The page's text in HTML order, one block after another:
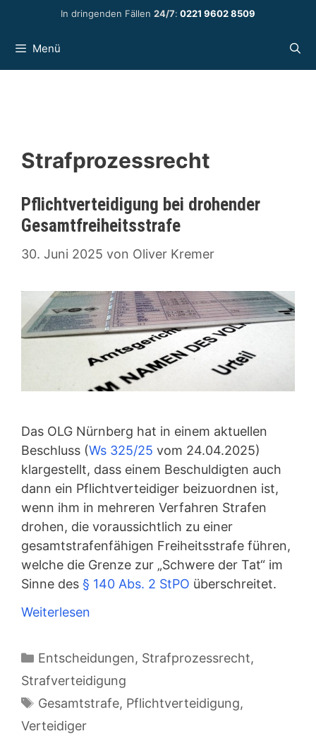
springen
In dringenden Fällen 24/7: 0221 9602 8509
Menü
Strafprozessrecht
Pflichtverteidigung bei drohender
Gesamtfreiheitsstrafe
30. Juni 2025 von Oliver Kremer
Das OLG Nürnberg hat in einem aktuellen
Beschluss (Ws 325/25 vom 24.04.2025)
klargestellt, dass einem Beschuldigten auch
dann ein Pflichtverteidiger beizuordnen ist,
wenn ihm in mehreren Verfahren Strafen
drohen, die voraussichtlich zu einer
gesamtstrafenfähigen Freiheitsstrafe führen,
welche die Grenze zur „Schwere der Tat“ im
Sinne des § 140 Abs. 2 StPO überschreitet.
Weiterlesen
Kategorien
Entscheidungen, Strafprozessrecht,
Strafverteidigung
Schlagwörter
Gesamtstrafe, Pflichtverteidigung,
Verteidiger